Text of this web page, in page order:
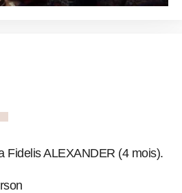
Fidelis ALEXANDER (4 mois).